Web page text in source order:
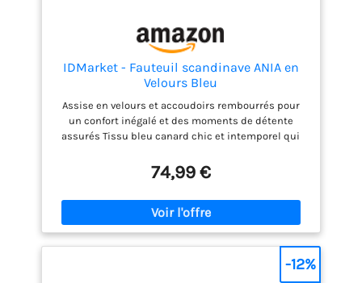
IDMarket - Fauteuil scandinave ANIA en
Velours Bleu
Assise en velours et accoudoirs rembourrés pour
un confort inégalé et des moments de détente
assurés Tissu bleu canard chic et intemporel qui
Parfait mélange entre élégance et confort, le
fauteuil ANIA saura s'intégrer dans toutes les
pièces Constitué d'un grand dossier de 60 CM en
velours rembourré, qui allie maintien et confort
Dimensions du fauteuil : L.58 x l.67 x H.94,5 CM -
Dimensions de l'assise : L.45 x l.50 x H.45 CM
74,99 €
-12%